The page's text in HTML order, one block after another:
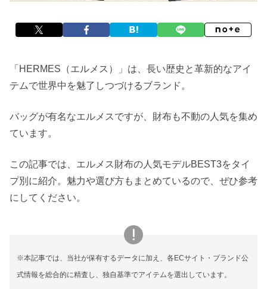
「HERMES（エルメス）」は、長い歴史と革新的なアイ
テムで世界中を魅了しつづけるブランド。
バッグが有名なエルメスですが、財布も不動の人気を集め
ています。
この記事では、エルメス財布の人気モデルBEST3をタイ
プ別に紹介。魅力や選び方もまとめているので、ぜひ参考
にしてください。
※本記事では、当社が保有するデータに加え、各ECサイト・ブランド公
式情報を総合的に精査し、独自基準でアイテムを選出しています。